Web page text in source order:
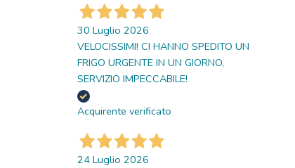
30 Luglio 2026
VELOCISSIMI! CI HANNO SPEDITO UN
FRIGO URGENTE IN UN GIORNO,
SERVIZIO IMPECCABILE!
Acquirente verificato
24 Luglio 2026